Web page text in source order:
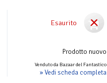
Esaurito
Prodotto nuovo
Venduto da Bazaar del Fantastico
» Vedi scheda completa